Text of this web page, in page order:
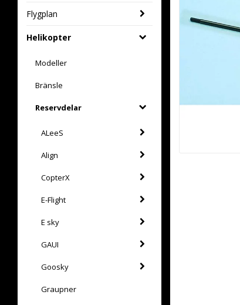
Flygplan
Helikopter
Modeller
Bränsle
Reservdelar
ALeeS
Align
CopterX
E-Flight
E sky
GAUI
Goosky
Graupner